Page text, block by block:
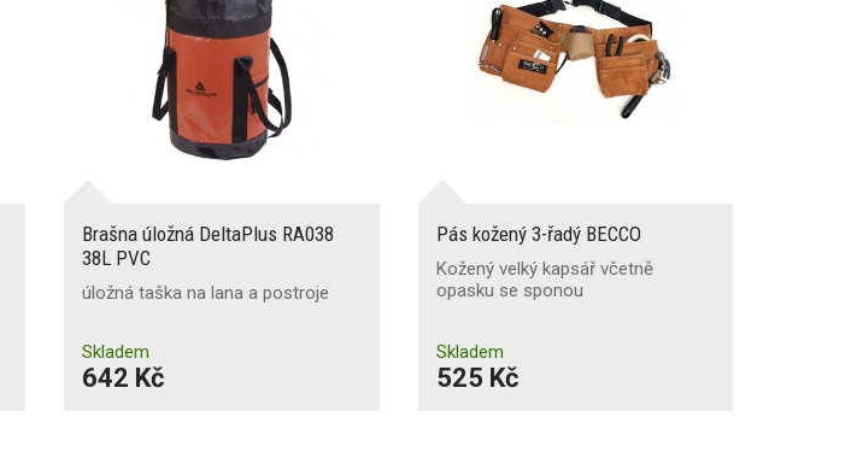
Brašna úložná DeltaPlus RA038
38L PVC
úložná taška na lana a postroje
Skladem
642 Kč
Pás kožený 3-řadý BECCO
Kožený velký kapsář včetně
opasku se sponou
Skladem
525 Kč